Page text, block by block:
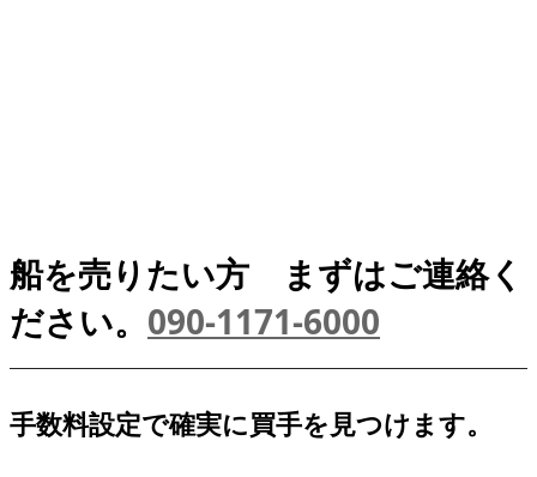
船を売りたい方 まずはご連絡く
ださい。 090-1171-6000
手数料設定で確実に買手を見つけます。